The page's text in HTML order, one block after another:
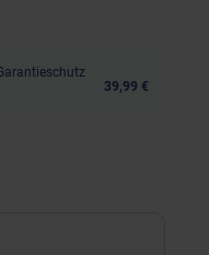
39,99 €
anwenden